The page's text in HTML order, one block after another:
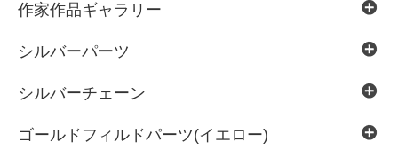
作家作品ギャラリー
シルバーパーツ
シルバーチェーン
ゴールドフィルドパーツ(イエロー)